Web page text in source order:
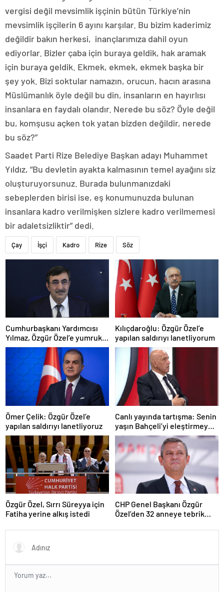
vergisi değil mevsimlik işçinin bütün Türkiye’nin
mevsimlik işçilerin 6 ayını karşılar. Bu bizim kaderimiz
değildir bakın herkesi, inançlarımıza dahil oyun
ediyorlar. Bizler çaba için buraya geldik, hak aramak
için buraya geldik. Ekmek, ekmek, ekmek başka bir
şey yok. Bizi soktular namazın, orucun, hacın arasına
Müslümanlık öyle değil bu din, insanların en hayırlısı
insanlara en faydalı olandır. Nerede bu söz? Öyle değil
bu, komşusu açken tok yatan bizden değildir, nerede
bu söz?”
Saadet Parti Rize Belediye Başkan adayı Muhammet
Yıldız, “Bu devletin ayakta kalmasının temel ayağını siz
oluşturuyorsunuz. Burada bulunmanızdaki
sebeplerden birisi ise, eş konumunuzda bulunan
insanlara kadro verilmişken sizlere kadro verilmemesi
bir adaletsizliktir” dedi.
Çay İşçi Kadro Rize Söz
Cumhurbaşkanı Yardımcısı
Yılmaz, Özgür Özel’e yumruklu
saldırıyı kınadı
Kılıçdaroğlu: Özgür Özel’e
yapılan saldırıyı lanetliyorum
Ömer Çelik: Özgür Özel’e
yapılan saldırıyı lanetliyoruz
Canlı yayında tartışma: Senin
yaşın Bahçeli’yi eleştirmeye
yetmez
Özgür Özel, Sırrı Süreyya için
Fatiha yerine alkış istedi
CHP Genel Başkanı Özgür
Özel’den 32 anneye tebrik